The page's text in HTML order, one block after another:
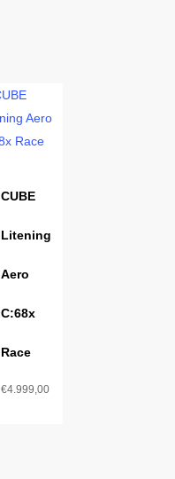
CUBE
Litening
Aero
C:68x
Race
€4.999,00